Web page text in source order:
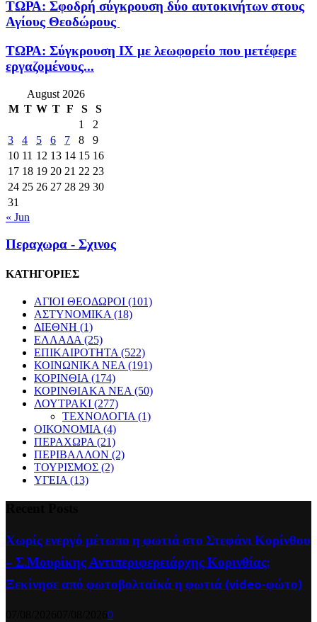
ΤΩΡΑ: Σφοδρή σύγκρουση δύο αυτοκινήτων στους
Αγίους Θεοδώρους
ΤΩΡΑ: Σύγκρουση ΙΧ με λεωφορείο που μετέφερε
εργαζομένους...
August 2026
M T W T F S
S
1
2
3
4 5 6 7 8
9
10 11 12 13 14 15 16
17 18 19 20 21 22 23
24 25 26 27 28 29 30
31
« Jun
Περαχωρα - Σχινος
ΚΑΤΗΓΟΡΙΕΣ
ΑΓΙΟΙ ΘΕΟΔΩΡΟΙ (101)
ΑΣΤΥΝΟΜΙΚΑ (18)
ΔΙΕΘΝΗ (1)
ΕΛΛΑΔΑ (25)
ΕΠΙΚΑΙΡΟΤΗΤΑ (522)
ΚΟΙΝΩΝΙΚΑ ΝΕΑ (191)
ΚΟΡΙΝΘΙΑ (174)
ΚΟΡΙΝΘΙΑΚΑ ΝΕΑ (50)
ΛΟΥΤΡΑΚΙ (277)
ΤΕΧΝΟΛΟΓΙΑ (1)
ΟΙΚΟΝΟΜΙΑ (4)
ΠΕΡΑΧΩΡΑ (21)
ΠΕΡΙΒΑΛΛΟΝ (2)
ΤΟΥΡΙΣΜΟΣ (2)
ΥΓΕΙΑ (13)
Χωρίς ενεργό μέτωπο η φωτιά στο Στεφάνι Κορίνθου
– Σ.Μουρίκης Αντιπεριφερειάρχης Κορινθίας:
Ξεκίνησε από φωτοβολταϊκά η φωτιά (video-φώτο)
0